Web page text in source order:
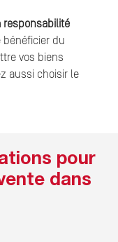
responsabilité
bénéficier du
vos biens
aussi choisir le
pour
dans